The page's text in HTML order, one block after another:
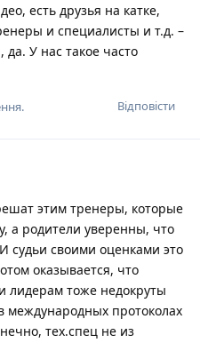
есть друзья на катке,
и специалисты и т.д. –
У нас такое часто
Відповісти
этим тренеры, которые
а родители уверенны, что
судьи своими оценками это
оказывается, что
лидерам тоже недокруты
международных протоколах
тех.спец не из